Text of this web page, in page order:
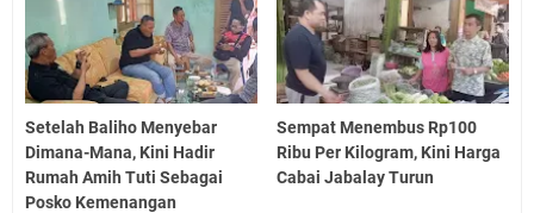
Setelah Baliho Menyebar
Dimana-Mana, Kini Hadir
Rumah Amih Tuti Sebagai
Posko Kemenangan
Sempat Menembus Rp100
Ribu Per Kilogram, Kini Harga
Cabai Jabalay Turun